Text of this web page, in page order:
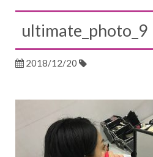
ultimate_photo_9
2018/12/20